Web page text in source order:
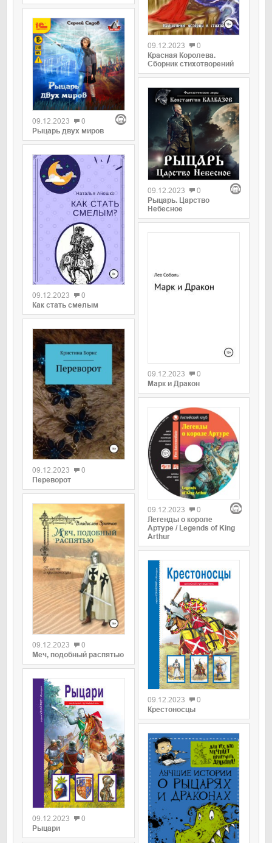
09.12.2023
0
Рыцарь двух миров
09.12.2023
0
Как стать смелым
09.12.2023
0
Переворот
09.12.2023
0
Меч, подобный распятью
09.12.2023
0
Рыцари
09.12.2023
0
Красная Королева.
Сборник стихотворений
09.12.2023
0
Рыцарь. Царство
Небесное
09.12.2023
0
Марк и Дракон
09.12.2023
0
Легенды о короле
Артуре / Legends of King
Arthur
09.12.2023
0
Крестоносцы